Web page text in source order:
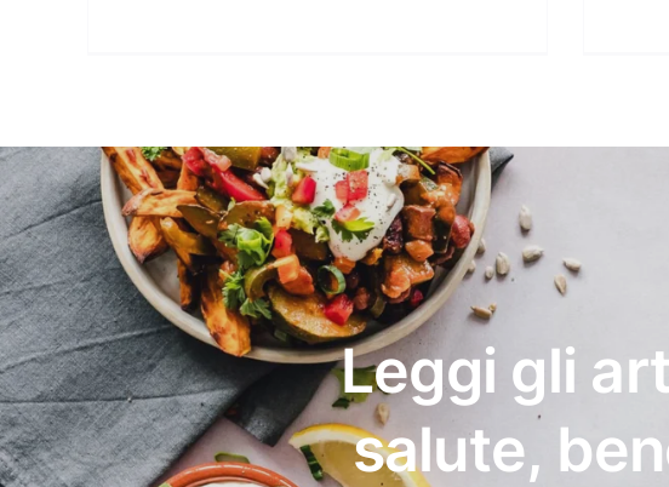
Leggi gli
salute,